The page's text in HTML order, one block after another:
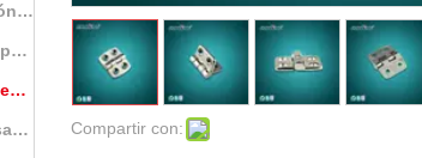
Equipo de prueba de simulación ambiental de alta y baja temperatura
Walk-in, Equipo Refrigerado Tipo de Pantalla
Construcción naval, ferrocarriles, equipos de aviación y vehículos especiales
Equipos de producción, envasado y almacenamiento de productos biofarmacéuticos. Compartir con: